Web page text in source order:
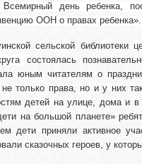
Всемирный день ребенка,
ООН о правах ребенка».
сельской библиотеки
состоялась
юным читателям о
только права, но и у них
детей на улице, дома и
на большой планете»
дети приняли активное
сказочных героев, у